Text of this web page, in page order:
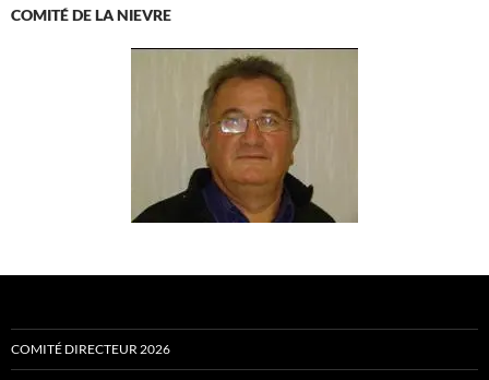
COMITÉ DE LA NIEVRE
COMITÉ DIRECTEUR 2026